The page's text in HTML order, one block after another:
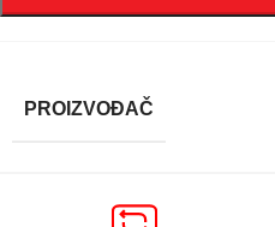
PROIZVOĐAČ